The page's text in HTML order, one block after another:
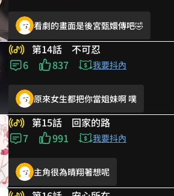
超好笑來不到十分鐘就要離場wwwww
一杯就倒了哈哈哈
愈來愈危險了！
不是貞操保衛戰嗎? 怎麼就被牽回家了
晴翔在擔心你啊！
看劇的畫面是後宮甄嬛傳吧🤣
好意外 居然是總裁被打趴哈哈哈
知男而上
衛總出來搞笑的
劉秘書好好笑w
第14話 不可忍
6 837 我要抖內
原來女生都把你當姐妹啊 噗
不行了~好好笑
不！你不彎怎麼bl😭😭
第15話 回家的路
7 991 我要抖內
主角很為晴翔著想呢